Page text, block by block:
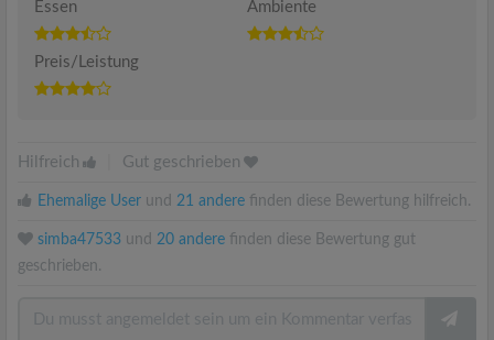
Essen Ambiente
Preis/Leistung
Hilfreich Gut geschrieben
Ehemalige User und 21 andere finden diese Bewertung hilfreich.
simba47533 und 20 andere finden diese Bewertung gut
geschrieben.